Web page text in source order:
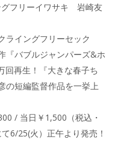
フリーイワサキ 岩崎友
ライングフリーセック
『バブルジャンパーズ&ホ
回再生！『大きな春子ち
の短編監督作品を一挙上
/ 当日￥1,500（税込・
6/25(火）正午より発売！